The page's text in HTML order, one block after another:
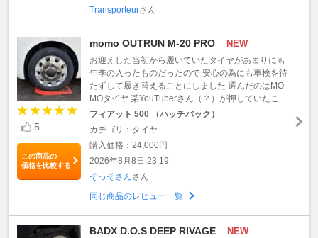
Transporteurさん
5
この商品の
価格を比較する
momo OUTRUN M-20 PRO NEW
お迎えした当初から履いていたタイヤがあまりにも
年季の入ったものだったので 安心の為にも車検を待
たずして履き替えることにしました 選んだのはMO
MOタイヤ 某YouTuberさん（？）が押していたこ ...
フィアット 500 （ハッチバック）
カテゴリ：タイヤ
購入価格：24,000円
2026年8月8日 23:19
そっそさんさん
同じ商品のレビュー一覧
BADX D.O.S DEEP RIVAGE NEW